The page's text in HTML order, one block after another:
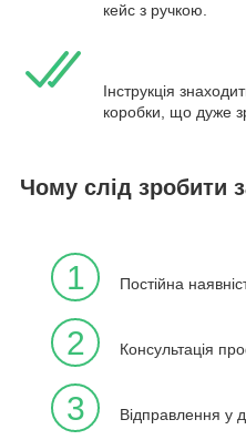
кейс з ручкою.
Інструкція
коробки, що дуже
Чому слід зробити
1 Постійна
2 Консультація
3 Відправлення у